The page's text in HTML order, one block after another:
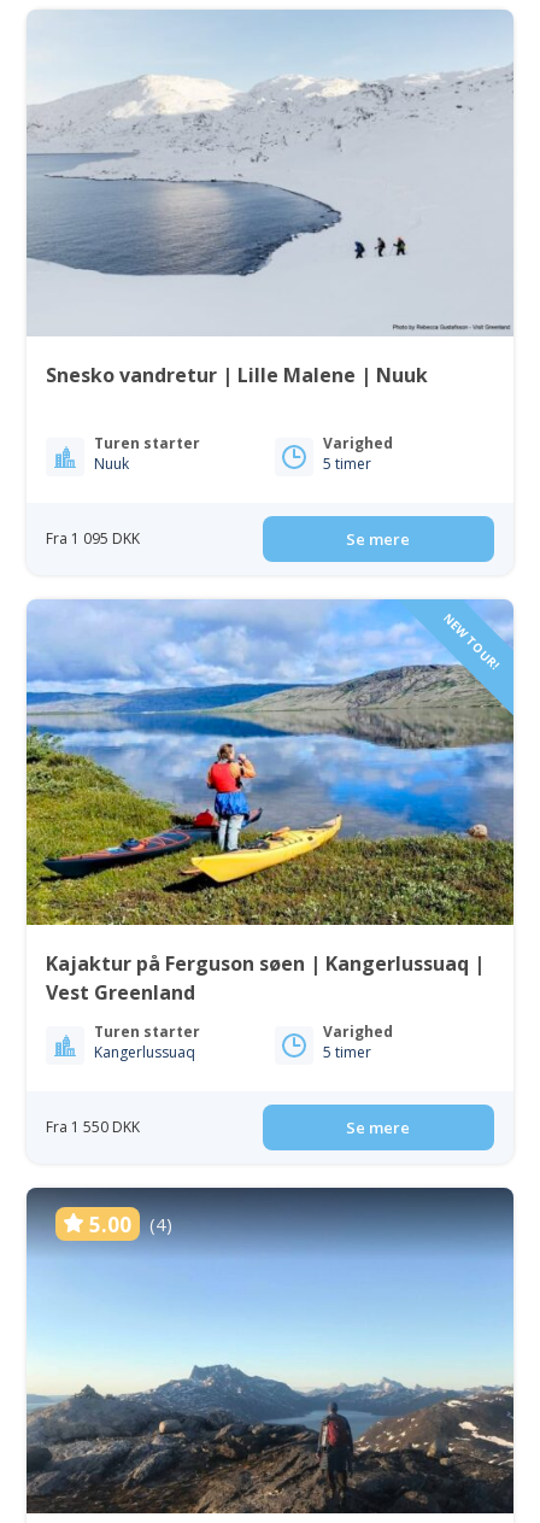
Snesko vandretur | Lille Malene | Nuuk
Turen starter
Nuuk
Varighed
5 timer
Fra 1 095 DKK Se mere
NEW TOUR!
Kajaktur på Ferguson søen | Kangerlussuaq |
Vest Greenland
Turen starter
Kangerlussuaq
Varighed
5 timer
Fra 1 550 DKK Se mere
5.00 (4)